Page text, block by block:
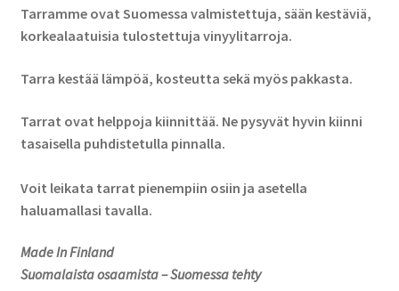
Tarramme ovat Suomessa valmistettuja, sään kestäviä,
korkealaatuisia tulostettuja vinyylitarroja.
Tarra kestää lämpöä, kosteutta sekä myös pakkasta.
Tarrat ovat helppoja kiinnittää. Ne pysyvät hyvin kiinni
tasaisella puhdistetulla pinnalla.
Voit leikata tarrat pienempiin osiin ja asetella
haluamallasi tavalla.
Made In Finland
Suomalaista osaamista – Suomessa tehty